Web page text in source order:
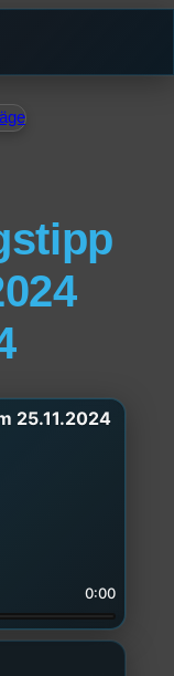
25.11.2024
0:00